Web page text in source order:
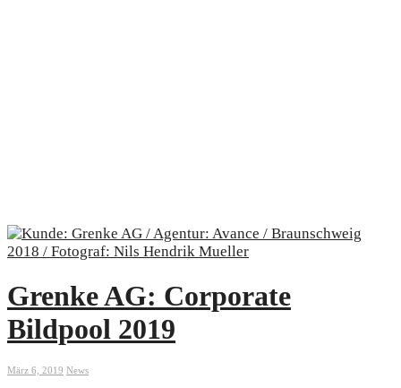
Grenke AG: Corporate
Bildpool 2019
März 6, 2019 News